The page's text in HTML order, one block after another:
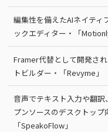
編集性を備えたAIネイティ
ックエディター・「
Framer代替として開発さ
トビルダー・「Revyme」
音声でテキスト入力や翻
プンソースのデスクトップ
「SpeakoFlow」